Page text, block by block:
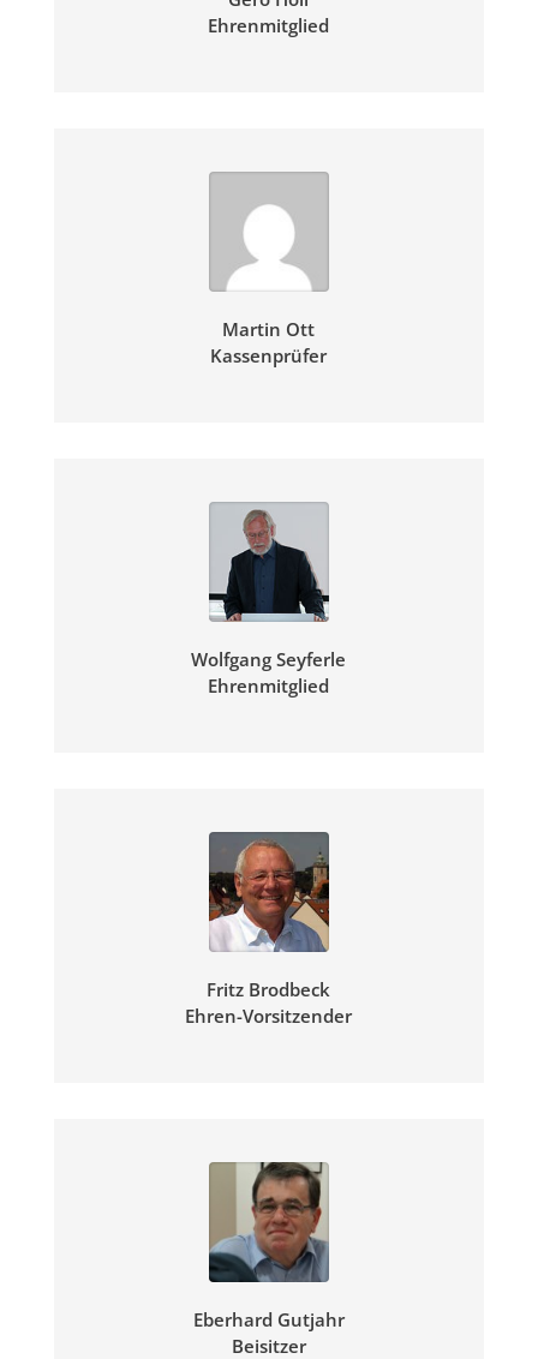
Ehrenmitglied
Martin Ott
Kassenprüfer
Wolfgang Seyferle
Ehrenmitglied
Fritz Brodbeck
Ehren-Vorsitzender
Eberhard Gutjahr
Beisitzer